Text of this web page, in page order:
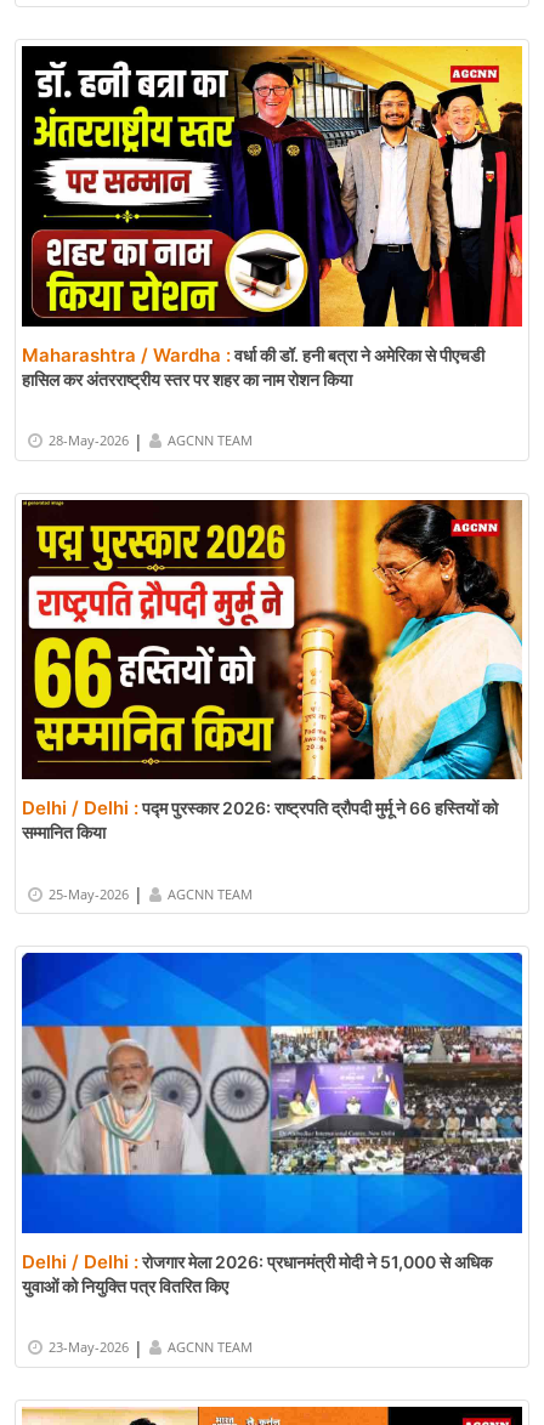
Maharashtra / Wardha :वर्धा की डॉ. हनी बत्रा ने अमेरिका से पीएचडी
हासिल कर अंतरराष्ट्रीय स्तर पर शहर का नाम रोशन किया
28-May-2026 | AGCNN TEAM
Delhi / Delhi :पद्म पुरस्कार 2026: राष्ट्रपति द्रौपदी मुर्मू ने 66 हस्तियों को
सम्मानित किया
25-May-2026 | AGCNN TEAM
Delhi / Delhi :रोजगार मेला 2026: प्रधानमंत्री मोदी ने 51,000 से अधिक
युवाओं को नियुक्ति पत्र वितरित किए
23-May-2026 | AGCNN TEAM